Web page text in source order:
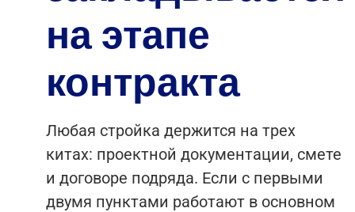
на этапе
контракта
Любая стройка держится на трех
китах: проектной документации, смете
и договоре подряда. Если с первыми
двумя пунктами работают в основном